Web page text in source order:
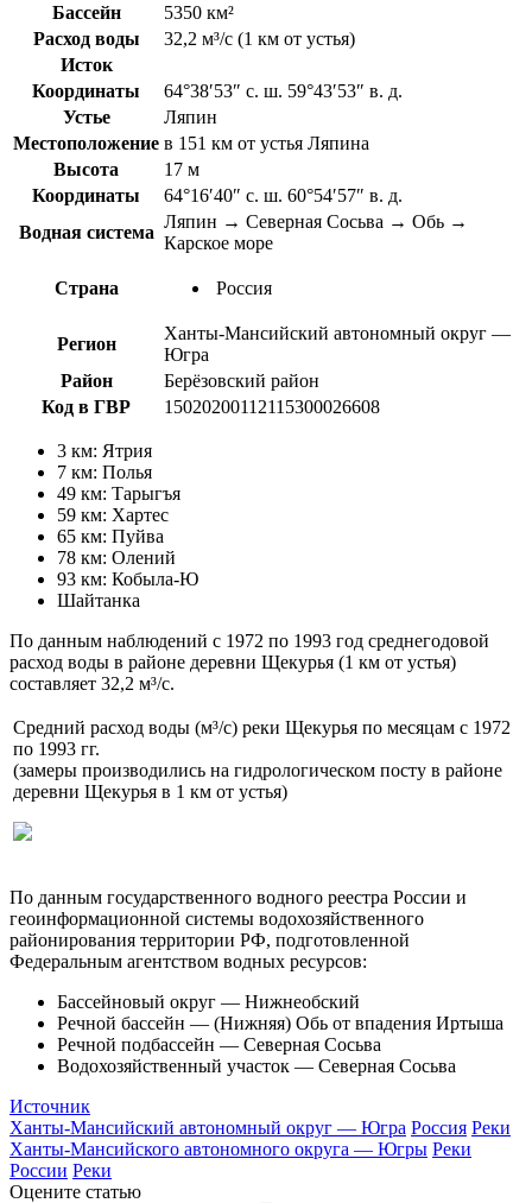
Бассейн
5350 км²
Расход воды
32,2 м³/с (1 км от устья)
Исток
Координаты
64°38′53″ с. ш. 59°43′53″ в. д.
Устье
Ляпин
Местоположение в 151 км от устья Ляпина
Высота
17 м
Координаты
64°16′40″ с. ш. 60°54′57″ в. д.
Водная система
Ляпин → Северная Сосьва → Обь →
Карское море
Страна Россия
Регион
Ханты-Мансийский автономный округ —
Югра
Район
Берёзовский район
Код в ГВР
15020200112115300026608
3 км: Ятрия
7 км: Полья
49 км: Тарыгъя
59 км: Хартес
65 км: Пуйва
78 км: Олений
93 км: Кобыла-Ю
Шайтанка
По данным наблюдений с 1972 по 1993 год среднегодовой
расход воды в районе деревни Щекурья (1 км от устья)
составляет 32,2 м³/с.
Средний расход воды (м³/с) реки Щекурья по месяцам с 1972
по 1993 гг.
(замеры производились на гидрологическом посту в районе
деревни Щекурья в 1 км от устья)
По данным государственного водного реестра России и
геоинформационной системы водохозяйственного
районирования территории РФ, подготовленной
Федеральным агентством водных ресурсов:
Бассейновый округ — Нижнеобский
Речной бассейн — (Нижняя) Обь от впадения Иртыша
Речной подбассейн — Северная Сосьва
Водохозяйственный участок — Северная Сосьва
Источник
Ханты-Мансийский автономный округ — Югра Россия Реки
Ханты-Мансийского автономного округа — Югры Реки
России Реки
Оцените статью